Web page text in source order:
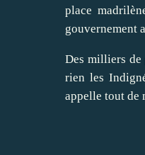
place
gouvernement
Des milliers de
rien les
appelle tout de